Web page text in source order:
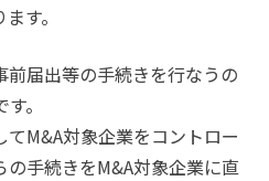
す。
届出等の手続きを行なうの
。
M&A対象企業をコントロー
手続きをM&A対象企業に直